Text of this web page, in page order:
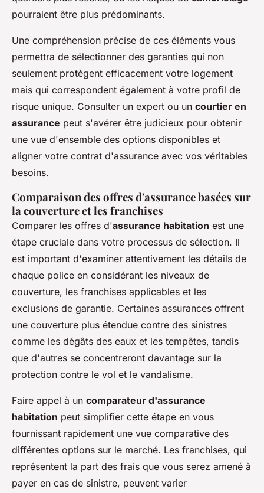
pourraient être plus prédominants.
Une compréhension précise de ces éléments vous
permettra de sélectionner des garanties qui non
seulement protègent efficacement votre logement
mais qui correspondent également à votre profil de
risque unique. Consulter un expert ou un courtier en
assurance peut s'avérer être judicieux pour obtenir
une vue d'ensemble des options disponibles et
aligner votre contrat d'assurance avec vos véritables
besoins.
Comparaison des offres d'assurance basées sur
la couverture et les franchises
Comparer les offres d'assurance habitation est une
étape cruciale dans votre processus de sélection. Il
est important d'examiner attentivement les détails de
chaque police en considérant les niveaux de
couverture, les franchises applicables et les
exclusions de garantie. Certaines assurances offrent
une couverture plus étendue contre des sinistres
comme les dégâts des eaux et les tempêtes, tandis
que d'autres se concentreront davantage sur la
protection contre le vol et le vandalisme.
Faire appel à un comparateur d'assurance
habitation peut simplifier cette étape en vous
fournissant rapidement une vue comparative des
différentes options sur le marché. Les franchises, qui
représentent la part des frais que vous serez amené à
payer en cas de sinistre, peuvent varier